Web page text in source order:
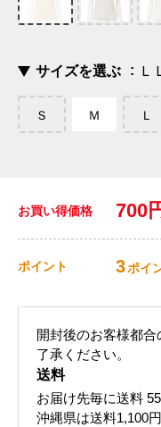
サイズを選ぶ Ｌ
Ｓ Ｍ Ｌ
お買い得価格 700
ポイント 3ポイ
開封後のお客様都
了承ください。
送料
お届け先毎に送料
沖縄県は送料1,100